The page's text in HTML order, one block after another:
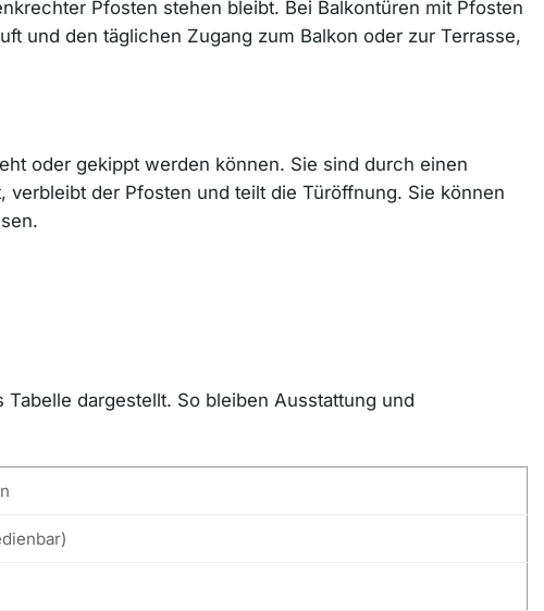
Pfosten stehen bleibt. Bei Balkontüren mit Pfosten
und den täglichen Zugang zum Balkon oder zur Terrasse,
oder gekippt werden können. Sie sind durch einen
der Pfosten und teilt die Türöffnung. Sie können
dargestellt. So bleiben Ausstattung und